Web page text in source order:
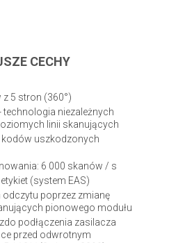
CECHY
5 stron (360°)
technologia niezależnych
linii skanujących
uszkodzonych
6 000 skanów / s
(system EAS)
poprzez zmianę
pionowego modułu
podłączenia zasilacza
przed odwrotnym